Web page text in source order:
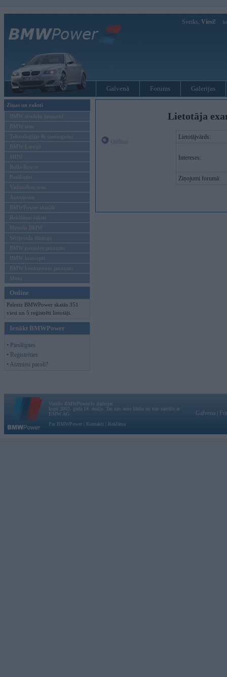
Sveiks, Viesi!
Galvenā Forums Galerijas
Ziņas un raksti
BMW modeļu jaunumi
BMW testi
Tehnoloģijas & sasniegumi
BMW Latvijā
MINI
Rolls-Royce
Pasākumi
Vadāmības tests
Autosports
BMWPower aktuāli
Reklāmas raksti
Mēneša BMW
Sērijveida tūnings
BMW pasaules jaunumi
BMW koncepti
BMW konkurentu jaunumi
Moto
Online
Pašreiz BMWPower skatās 351
viesi un 5 reģistrēti lietotāji.
Ienākt BMWPower
• Pieslēgties
• Reģistrēties
• Aizmirsi paroli?
Lietotāja
Lietotājvārds:
Intereses:
Ziņojumi forumā:
Vortāls BMWPower.lv darbojas
kopš 2002. gada 14. maija. Tas nav auto klubs un nav saistīts ar
BMW AG.
Par BMWPower
Kontakti Reklāma
Galvena